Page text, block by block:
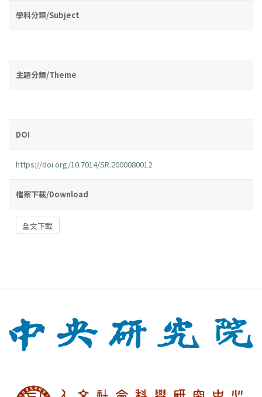
學科分類/Subject
主題分類/Theme
DOI
https://doi.org/10.7014/SR.2000080012
檔案下載/Download
全文下載